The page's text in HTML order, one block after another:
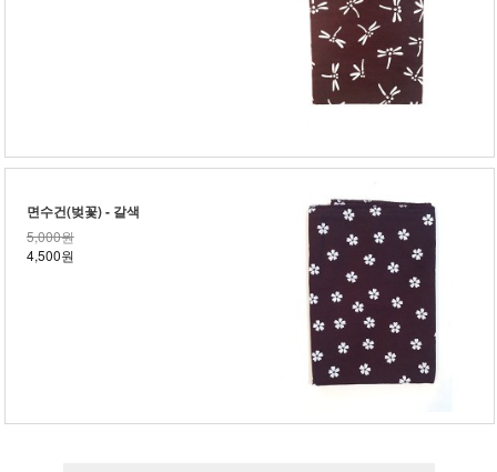
면수건(벚꽃) - 갈색
5,000원
4,500원